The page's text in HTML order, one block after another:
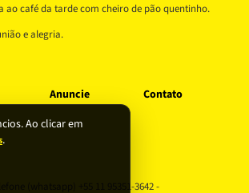
Ao clicar em
.
ao café da tarde com cheiro de pão quentinho.
e alegria.
Anuncie Contato
(whatsapp) +55 11 95351-3642 -